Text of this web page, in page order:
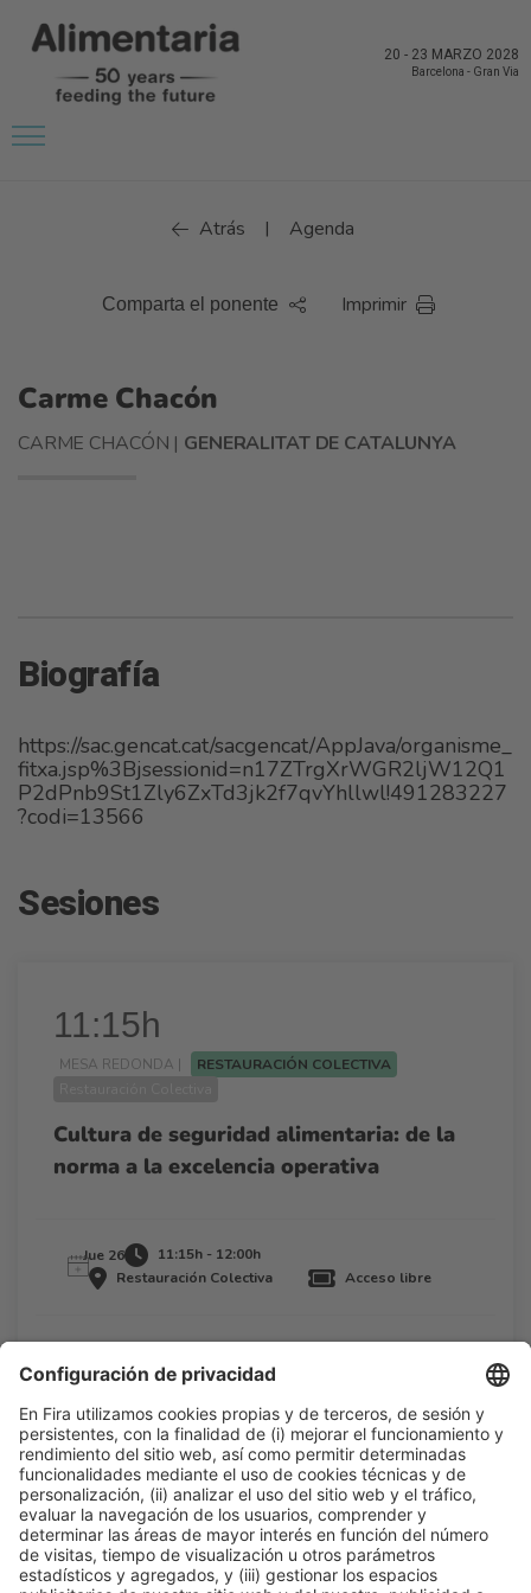
20 - 23 MARZO 2028
Barcelona - Gran Via
Atrás | Agenda
Comparta el ponente Imprimir
Carme Chacón
CARME CHACÓN | GENERALITAT DE CATALUNYA
Biografía
https://sac.gencat.cat/sacgencat/AppJava/organisme_
fitxa.jsp%3Bjsessionid=n17ZTrgXrWGR2ljW12Q1
P2dPnb9St1Zly6ZxTd3jk2f7qvYhllwl!491283227
?codi=13566
Sesiones
11:15h
MESA REDONDA |
RESTAURACIÓN COLECTIVA
Cultura de seguridad alimentaria: de la
norma a la excelencia operativa
Jue 26
11:15h - 12:00h
Restauración Colectiva
Acceso libre